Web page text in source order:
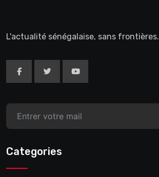
L'actualité sénégalaise, sans frontières.
Categories